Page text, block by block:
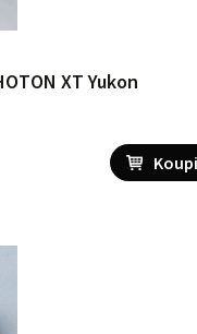
XT Yukon